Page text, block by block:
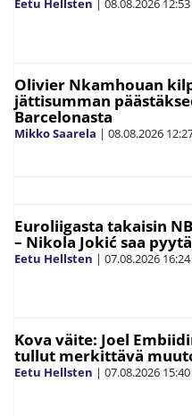
Eetu Hellsten | 08.08.2026 12:53
Olivier Nkamhouan
jättisumman
Barcelonasta
Mikko Saarela | 08.08.2026
Euroliigasta takaisin
– Nikola Jokić saa
Eetu Hellsten | 07.08.2026 16:24
Kova väite: Joel
tullut merkittävä
Eetu Hellsten | 07.08.2026 15:40